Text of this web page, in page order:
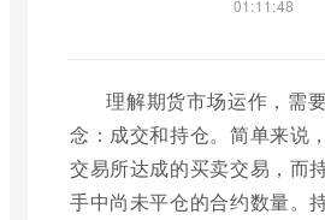
01:11:48
理解期货市场运作，需
念：成交和持仓。简单来说
交易所达成的买卖交易，而
手中尚未平仓的合约数量。